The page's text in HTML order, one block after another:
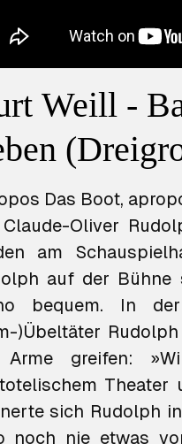
Weill -
Das Boot,
Oliver
am
auf der Bühne
bequem. In
)Übeltäter
Arme greifen:
Theater
sich Rudolph
noch nie etwas